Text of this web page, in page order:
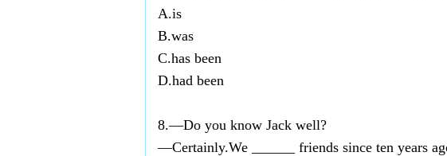
A.is
B.was
C.has been
D.had been
8.—Do you know Jack well?
—Certainly.We ______ friends since ten years